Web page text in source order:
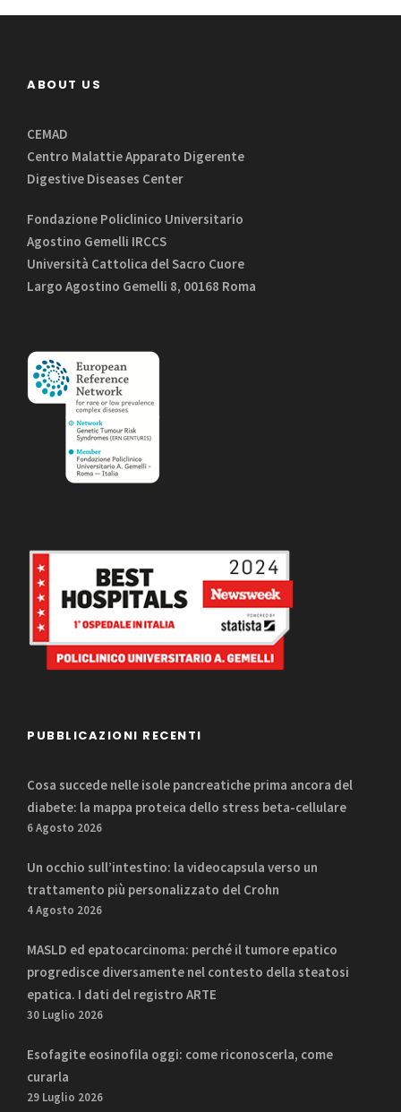
ABOUT US
CEMAD
Centro Malattie Apparato Digerente
Digestive Diseases Center
Fondazione Policlinico Universitario
Agostino Gemelli IRCCS
Università Cattolica del Sacro Cuore
Largo Agostino Gemelli 8, 00168 Roma
PUBBLICAZIONI RECENTI
Cosa succede nelle isole pancreatiche prima ancora del
diabete: la mappa proteica dello stress beta-cellulare
6 Agosto 2026
Un occhio sull’intestino: la videocapsula verso un
trattamento più personalizzato del Crohn
4 Agosto 2026
MASLD ed epatocarcinoma: perché il tumore epatico
progredisce diversamente nel contesto della steatosi
epatica. I dati del registro ARTE
30 Luglio 2026
Esofagite eosinofila oggi: come riconoscerla, come
curarla
29 Luglio 2026